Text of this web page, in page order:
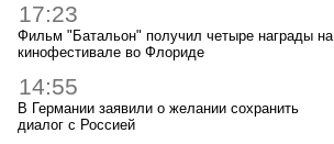
17:23
Фильм "Батальон" получил четыре награды на
кинофестивале во Флориде
14:55
В Германии заявили о желании сохранить
диалог с Россией